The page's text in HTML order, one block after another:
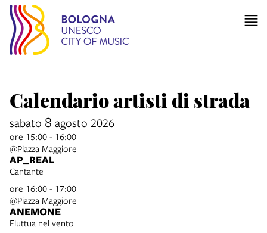
Calendario artisti di strada
sabato 8 agosto 2026
ore 15:00 - 16:00
@Piazza Maggiore
AP_REAL
Cantante
ore 16:00 - 17:00
@Piazza Maggiore
ANEMONE
Fluttua nel vento